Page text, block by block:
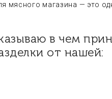
мясного магазина — это
от нашей: